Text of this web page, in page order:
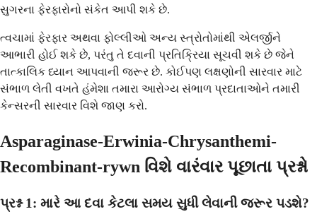
સુગરના ફેરફારોનો સંકેત આપી શકે છે.
ત્વચામાં ફેરફાર અથવા ફોલ્લીઓ અન્ય સ્ત્રોતોમાંથી એલર્જીને
આભારી હોઈ શકે છે, પરંતુ તે દવાની પ્રતિક્રિયા સૂચવી શકે છે જેને
તાત્કાલિક ધ્યાન આપવાની જરૂર છે. કોઈપણ લક્ષણોની સારવાર માટે
સંભાળ લેતી વખતે હંમેશા તમારા આરોગ્ય સંભાળ પ્રદાતાઓને તમારી
કેન્સરની સારવાર વિશે જાણ કરો.
Asparaginase-Erwinia-Chrysanthemi-
Recombinant-rywn વિશે વારંવાર પૂછાતા પ્રશ્નો
પ્રશ્ન 1: મારે આ દવા કેટલા સમય સુધી લેવાની જરૂર પડશે?